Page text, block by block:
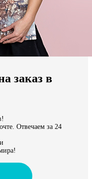
заказ в
Отвечаем за 24